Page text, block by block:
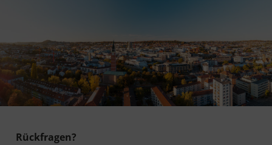
Rückfragen?